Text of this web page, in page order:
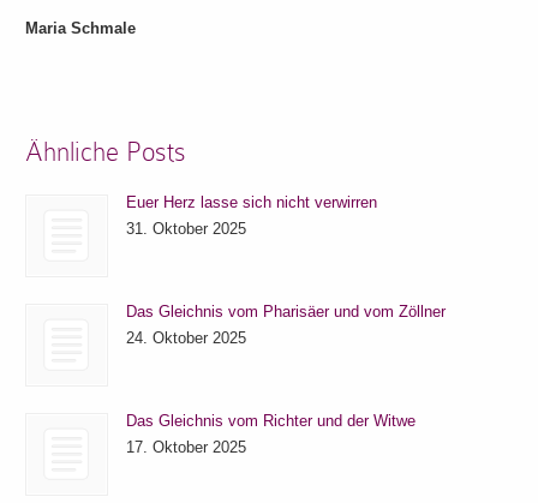
Maria Schmale
Ähnliche Posts
Euer Herz lasse sich nicht verwirren
31. Oktober 2025
Das Gleichnis vom Pharisäer und vom Zöllner
24. Oktober 2025
Das Gleichnis vom Richter und der Witwe
17. Oktober 2025